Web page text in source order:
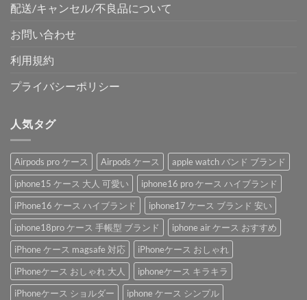
配送/キャンセル/不良品について
お問い合わせ
利用規約
プライバシーポリシー
人気タグ
Airpods pro ケース Airpods ケース
apple watch バンド ブランド
iphone15 ケース 大人 可愛い
iphone16 pro ケース ハイブランド
iPhone16 ケース ハイブランド
iphone17 ケース ブランド 安い
iphone18pro ケース 手帳型 ブランド
iphone air ケース おすすめ
iPhone ケース magsafe 対応
iPhoneケース おしゃれ
iPhoneケース おしゃれ 大人
iphoneケース キラキラ
iPhoneケース ショルダー
iphone ケース シンプル